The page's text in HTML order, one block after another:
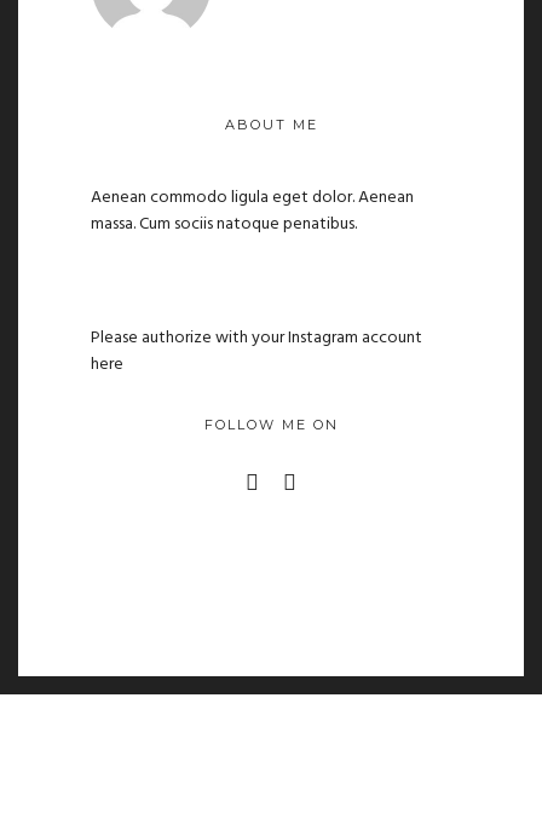
ABOUT ME
Aenean commodo ligula eget dolor. Aenean
massa. Cum sociis natoque penatibus.
Please authorize with your Instagram account
here
FOLLOW ME ON